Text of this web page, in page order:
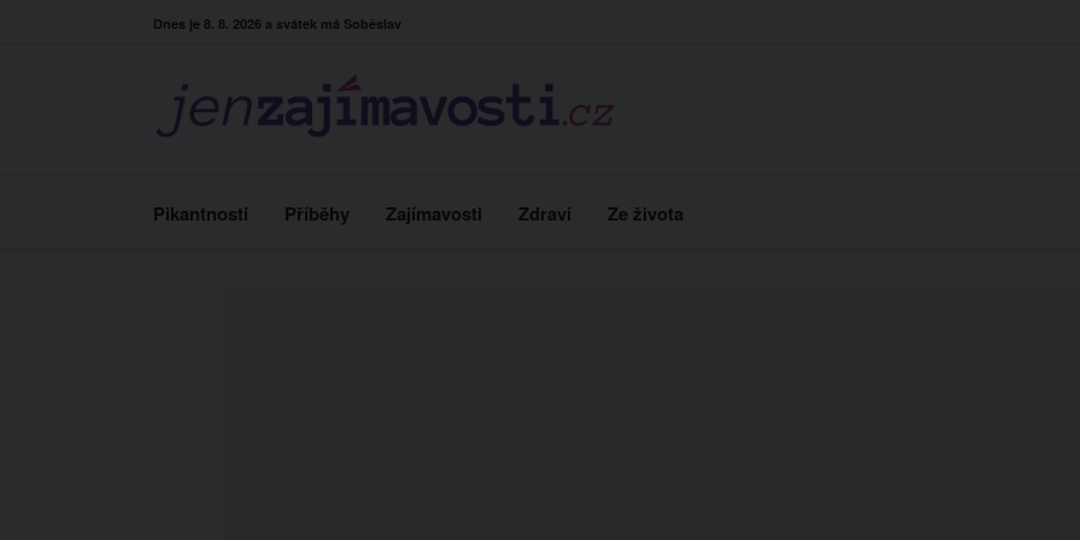
Dnes je 8. 8. 2026 a svátek má Soběslav
Pikantnosti Příběhy Zajímavosti Zdraví Ze života